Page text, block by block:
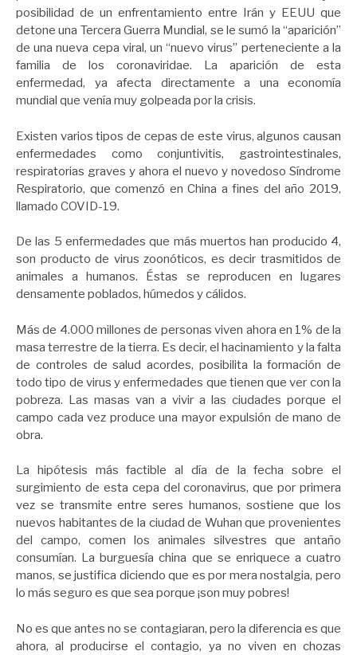
posibilidad de un enfrentamiento entre Irán y EEUU que
detone una Tercera Guerra Mundial, se le sumó la “aparición”
de una nueva cepa viral, un “nuevo virus” perteneciente a la
familia de los coronaviridae. La aparición de esta
enfermedad, ya afecta directamente a una economía
mundial que venía muy golpeada por la crisis.
Existen varios tipos de cepas de este virus, algunos causan
enfermedades como conjuntivitis, gastrointestinales,
respiratorias graves y ahora el nuevo y novedoso Síndrome
Respiratorio, que comenzó en China a fines del año 2019,
llamado COVID-19.
De las 5 enfermedades que más muertos han producido 4,
son producto de virus zoonóticos, es decir trasmitidos de
animales a humanos. Éstas se reproducen en lugares
densamente poblados, húmedos y cálidos.
Más de 4.000 millones de personas viven ahora en 1% de la
masa terrestre de la tierra. Es decir, el hacinamiento y la falta
de controles de salud acordes, posibilita la formación de
todo tipo de virus y enfermedades que tienen que ver con la
pobreza. Las masas van a vivir a las ciudades porque el
campo cada vez produce una mayor expulsión de mano de
obra.
La hipótesis más factible al día de la fecha sobre el
surgimiento de esta cepa del coronavirus, que por primera
vez se transmite entre seres humanos, sostiene que los
nuevos habitantes de la ciudad de Wuhan que provenientes
del campo, comen los animales silvestres que antaño
consumían. La burguesía china que se enriquece a cuatro
manos, se justifica diciendo que es por mera nostalgia, pero
lo más seguro es que sea porque ¡son muy pobres!
No es que antes no se contagiaran, pero la diferencia es que
ahora, al producirse el contagio, ya no viven en chozas